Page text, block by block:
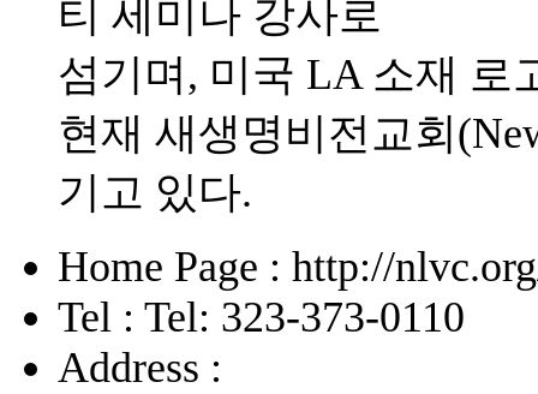
티 세미나 강사로
섬기며, 미국 LA 소재 로
현재 새생명비전교회
기고 있다.
Home Page : http://
Tel : Tel: 323-373-0110
Address :